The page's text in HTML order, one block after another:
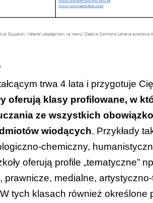
trwa 4 lata i przygotuje
oferują klasy profilowane, w
ze wszystkich
wiodących. Przykłady
chemiczny,
oferują profile „tematyczne”
prawnicze, medialne,
tych klasach również określone